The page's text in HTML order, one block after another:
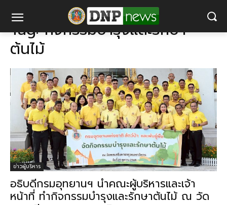
กิจกรรมบำรุงและรักษาต้นไม้
Tag:กิจกรรมบำรุงและรักษา
ต้นไม้
ข่าวผู้บริหาร
อธิบดีกรมอุทยานฯ นำคณะผู้บริหารและเจ้า
หน้าที่ ทำกิจกรรมบำรุงและรักษาต้นไม้ ณ วัด